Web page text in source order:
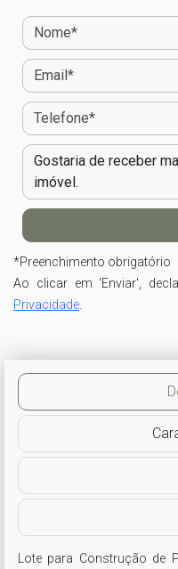
*Preenchimento obrigatório
Ao clicar em 'Enviar',
Privacidade.
Lote para Construção de